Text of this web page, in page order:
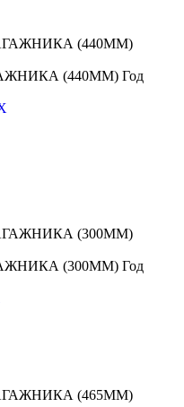
(440ММ) Год
(300ММ) Год